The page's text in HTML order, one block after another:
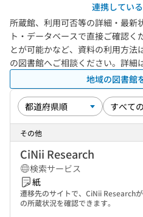
連携してい
所蔵館、利用可否等の詳細・最新
ト・データベースで直接ご確認く
とが可能かなど、資料の利用方法
の図書館へご相談ください。詳細
地域の図書館
その他
CiNii Research
検索サービス
紙
遷移先のサイトで、CiNii Research
の所蔵状況を確認できます。